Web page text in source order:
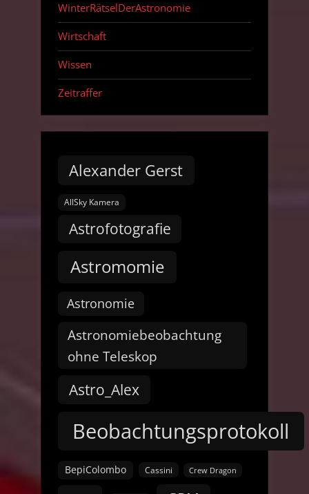
WinterRätselDerAstronomie
Wirtschaft
Wissen
Zeitraffer
Alexander Gerst
AllSky Kamera
Astrofotografie
Astromomie
Astronomie
Astronomiebeobachtung
ohne Teleskop
Astro_Alex
Beobachtungsprotokoll
BepiColombo Cassini Crew Dragon